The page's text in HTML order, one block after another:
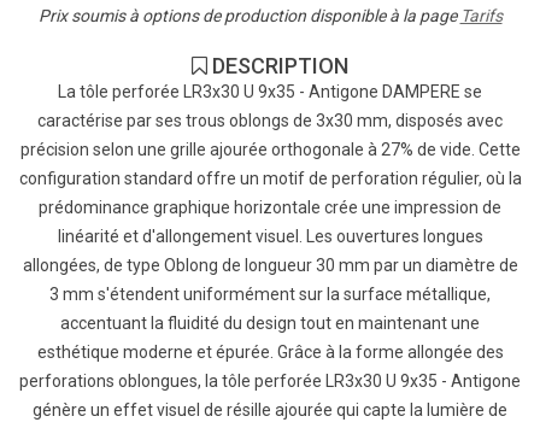
Prix soumis à options de production disponible à la page Tarifs
DESCRIPTION
La tôle perforée LR3x30 U 9x35 - Antigone DAMPERE se
caractérise par ses trous oblongs de 3x30 mm, disposés avec
précision selon une grille ajourée orthogonale à 27% de vide. Cette
configuration standard offre un motif de perforation régulier, où la
prédominance graphique horizontale crée une impression de
linéarité et d'allongement visuel. Les ouvertures longues
allongées, de type Oblong de longueur 30 mm par un diamètre de
3 mm s'étendent uniformément sur la surface métallique,
accentuant la fluidité du design tout en maintenant une
esthétique moderne et épurée. Grâce à la forme allongée des
perforations oblongues, la tôle perforée LR3x30 U 9x35 - Antigone
génère un effet visuel de résille ajourée qui capte la lumière de